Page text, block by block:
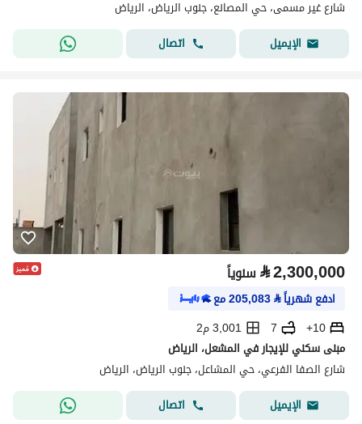
شارع غير مسمى، حي المصانع، جنوب الرياض، الرياض
الإيميل
اتصال
⃁2,300,000 سنوياً
ادفع شهرياً⃁
205,083مع
10+
7
3,001 م2
مبنى سكني للإيجار في المشعل، الرياض
شارع الصفا الفرعي، حي المشاعل، جنوب الرياض، الرياض
الإيميل
اتصال